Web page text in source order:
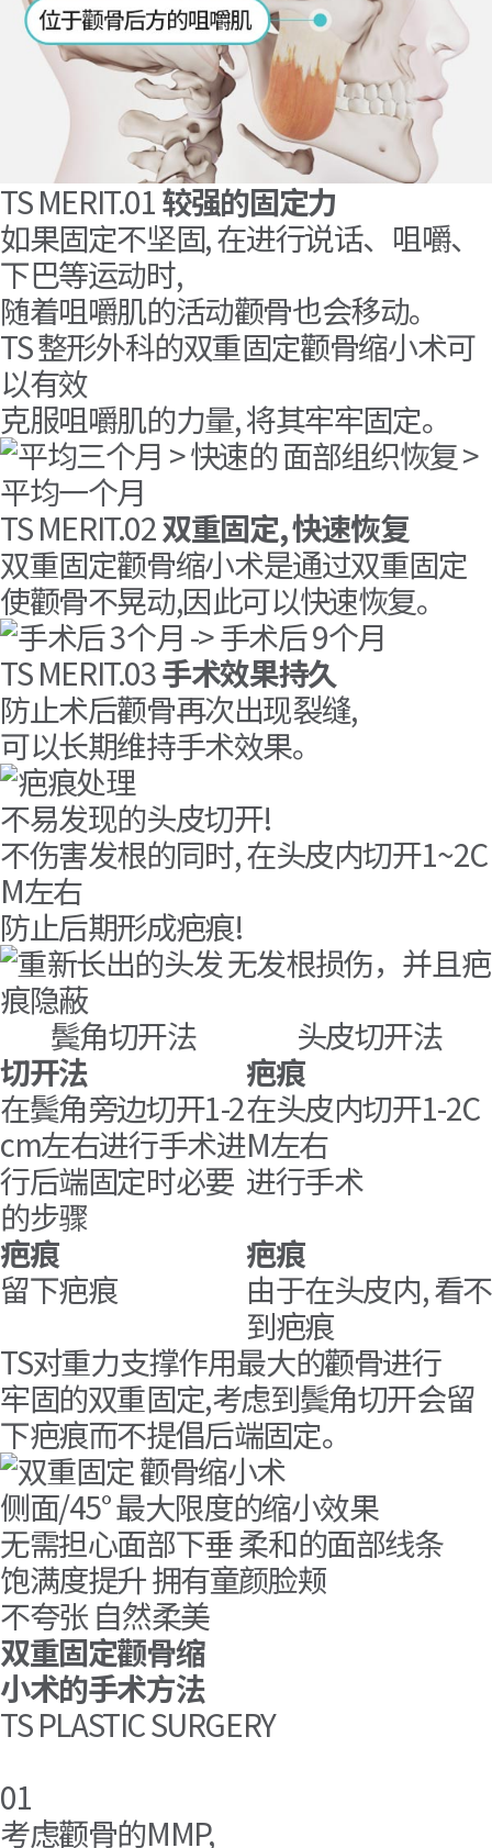
TS MERIT.01较强的固定力
如果固定不坚固, 在进行说话、咀嚼、
下巴等运动时,
随着咀嚼肌的活动颧骨也会移动。
TS 整形外科的双重固定颧骨缩小术可
以有效
克服咀嚼肌的力量, 将其牢牢固定。
TS MERIT.02双重固定, 快速恢复
双重固定颧骨缩小术是通过双重固定
使颧骨不晃动,因此可以快速恢复。
TS MERIT.03手术效果持久
防止术后颧骨再次出现裂缝,
可以长期维持手术效果。
不易发现的头皮切开!
不伤害发根的同时, 在头皮内切开1~2C
M左右
防止后期形成疤痕!
鬓角切开法
头皮切开法
切开法
在鬓角旁边切开1-2
cm左右进行手术进
行后端固定时必要
的步骤
疤痕
在头皮内切开1-2C
M左右
进行手术
疤痕
留下疤痕
疤痕
由于在头皮内, 看不
到疤痕
TS对重力支撑作用最大的颧骨进行
牢固的双重固定,考虑到鬓角切开会留
下疤痕而不提倡后端固定。
侧面/45° 最大限度的缩小效果
无需担心面部下垂 柔和的面部线条
饱满度提升 拥有童颜脸颊
不夸张 自然柔美
双重固定颧骨缩
小术的手术方法
TS PLASTIC SURGERY
01
考虑颧骨的MMP,